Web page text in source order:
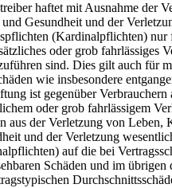
haftet mit Ausnahme der
Gesundheit und der
(Kardinalpflichten) nur
oder grob fahrlässiges
sind. Dies gilt auch für
wie insbesondere
ist gegenüber Verbrauchern
oder grob fahrlässigem
aus der Verletzung von Leben,
und der Verletzung
auf die bei
Schäden und im übrigen